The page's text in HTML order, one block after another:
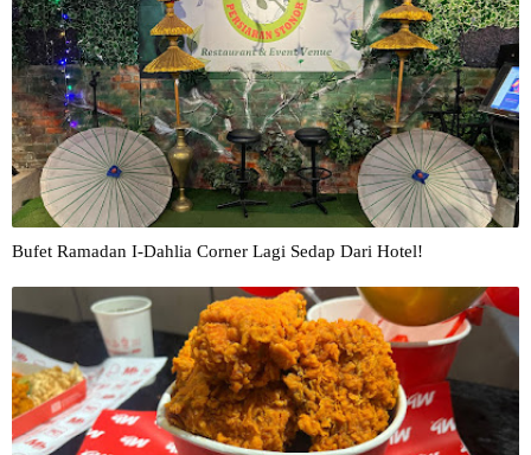
Bufet Ramadan I-Dahlia Corner Lagi Sedap Dari Hotel!